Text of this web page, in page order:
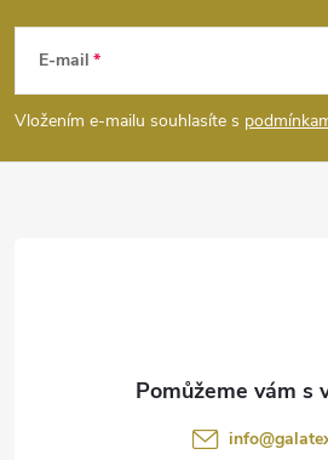
s
p
a
E-mail
Vložením e-mailu souhlasíte s
info@